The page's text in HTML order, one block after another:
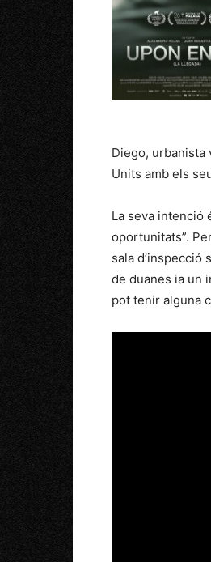
Diego, urbanista
Units amb els
La seva intenció
oportunitats”.
sala d’inspecció
de duanes ia un
pot tenir alguna